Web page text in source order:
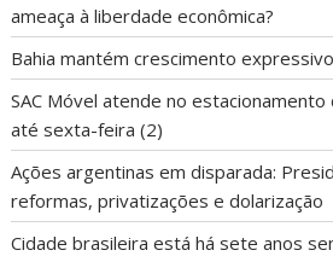
ameaça à liberdade econômica?
Bahia mantém crescimento
SAC Móvel atende no estacionamento
até sexta-feira (2)
Ações argentinas em disparada:
reformas, privatizações e dolarização
Cidade brasileira está há sete anos